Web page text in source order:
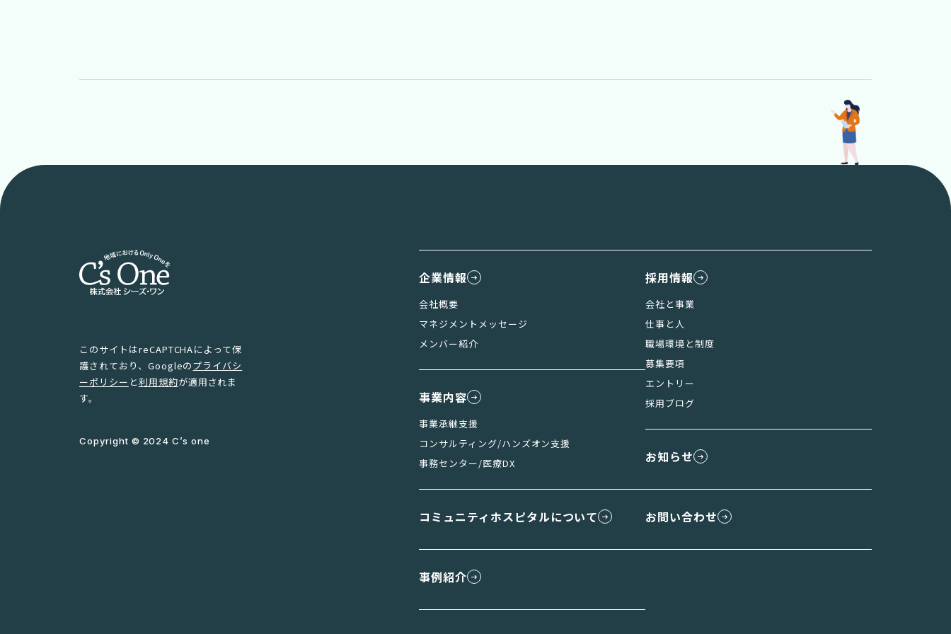
このサイトはreCAPTCHAによって保
護されており、Googleのプライバシ
ーポリシー と利用規約が適用されま
す。
Copyright © 2024 C’s one
企業情報
会社概要
マネジメントメッセージ
メンバー紹介
事業内容
事業承継支援
コンサルティング/ハンズオン支援
事務センター/医療DX
コミュニティホスピタルについて
事例紹介
採用情報
会社と事業
仕事と人
職場環境と制度
募集要項
エントリー
採用ブログ
お知らせ
お問い合わせ